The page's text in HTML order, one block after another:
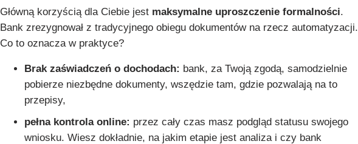
Główną korzyścią dla Ciebie jest maksymalne uproszczenie formalności.
Bank zrezygnował z tradycyjnego obiegu dokumentów na rzecz automatyzacji.
Co to oznacza w praktyce?
Brak zaświadczeń o dochodach: bank, za Twoją zgodą, samodzielnie
pobierze niezbędne dokumenty, wszędzie tam, gdzie pozwalają na to
przepisy,
pełna kontrola online: przez cały czas masz podgląd statusu swojego
wniosku. Wiesz dokładnie, na jakim etapie jest analiza i czy bank